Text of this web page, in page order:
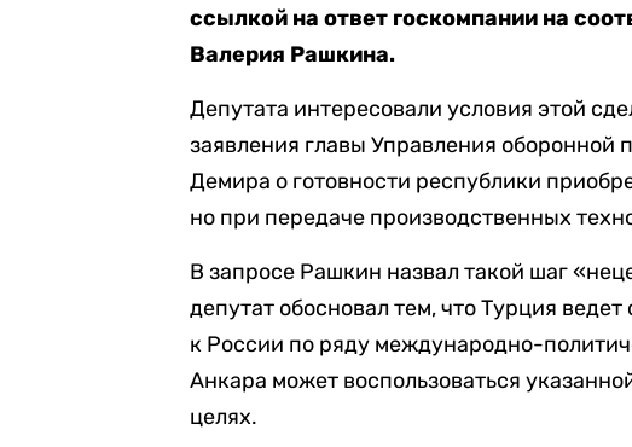
ссылкой на ответ госкомпании на
Валерия Рашкина.
Депутата интересовали условия этой
заявления главы Управления
Демира о готовности республики
но при передаче производственных
В запросе Рашкин назвал такой шаг
депутат обосновал тем, что Турция
к России по ряду международно-
Анкара может воспользоваться
целях.